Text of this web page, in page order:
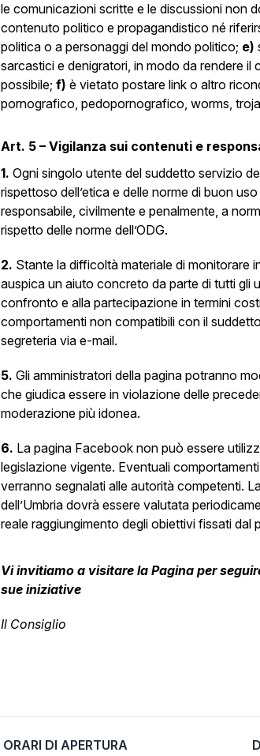
le comunicazioni scritte e le discussioni non
contenuto politico e propagandistico né
politica o a personaggi del mondo politico; e)
sarcastici e denigratori, in modo da rendere il
possibile;f) è vietato postare link o altro
pornografico, pedopornografico, worms,
Art. 5 – Vigilanza sui contenuti e
1. Ogni singolo utente del suddetto servizio
rispettoso dell’etica e delle norme di buon
responsabile, civilmente e penalmente, a
rispetto delle norme dell’ODG.
2. Stante la difficoltà materiale di monitorare
auspica un aiuto concreto da parte di tutti gli
confronto e alla partecipazione in termini
comportamenti non compatibili con il
segreteria via e-mail.
5.Gli amministratori della pagina potranno
che giudica essere in violazione delle
moderazione più idonea.
6. La pagina Facebook non può essere
legislazione vigente. Eventuali
verranno segnalati alle autorità competenti.
dell’Umbria dovrà essere valutata
reale raggiungimento degli obiettivi fissati dal
Vi invitiamo a visitare la Pagina per
sue iniziative
Il Consiglio
ORARI DI APERTURA